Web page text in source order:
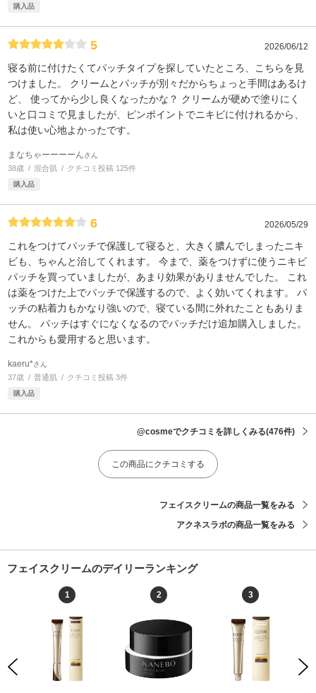
購入品
5 2026/06/12
寝る前に付けたくてパッチタイプを探していたところ、こちらを見
つけました。 クリームとパッチが別々だからちょっと手間はあるけ
ど、 使ってから少し良くなったかな？ クリームが硬めで塗りにく
いと口コミで見ましたが、ピンポイントでニキビに付けれるから、
私は使い心地よかったです。
まなちゃーーーーんさん
38歳 混合肌 クチコミ投稿 125件
購入品
6 2026/05/29
これをつけてパッチで保護して寝ると、大きく膿んでしまったニキ
ビも、ちゃんと治してくれます。 今まで、薬をつけずに使うニキビ
パッチを買っていましたが、あまり効果がありませんでした。 これ
は薬をつけた上でパッチで保護するので、よく効いてくれます。 パ
ッチの粘着力もかなり強いので、寝ている間に外れたこともありま
せん。 パッチはすぐになくなるのでパッチだけ追加購入しました。
これからも愛用すると思います。
kaeru*さん
37歳 普通肌 クチコミ投稿 3件
購入品
@cosmeでクチコミを詳しくみる(476件)
この商品にクチコミする
フェイスクリームの商品一覧をみる
アクネスラボの商品一覧をみる
フェイスクリームのデイリーランキング
Previous
1 2 3
Next